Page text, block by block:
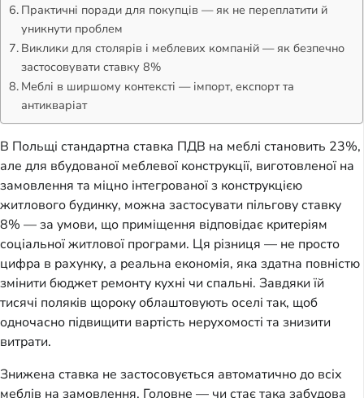
Практичні поради для покупців — як не переплатити й
уникнути проблем
Виклики для столярів і меблевих компаній — як безпечно
застосовувати ставку 8%
Меблі в ширшому контексті — імпорт, експорт та
антикваріат
В Польщі стандартна ставка ПДВ на меблі становить 23%,
але для вбудованої меблевої конструкції, виготовленої на
замовлення та міцно інтегрованої з конструкцією
житлового будинку, можна застосувати пільгову ставку
8% — за умови, що приміщення відповідає критеріям
соціальної житлової програми. Ця різниця — не просто
цифра в рахунку, а реальна економія, яка здатна повністю
змінити бюджет ремонту кухні чи спальні. Завдяки їй
тисячі поляків щороку облаштовують оселі так, щоб
одночасно підвищити вартість нерухомості та знизити
витрати.
Знижена ставка не застосовується автоматично до всіх
меблів на замовлення. Головне — чи стає така забудова